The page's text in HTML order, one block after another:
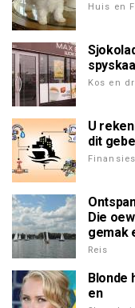
Huis en
Kos en
U
dit
Finansies
Die
gemak
Reis
Blonde
en